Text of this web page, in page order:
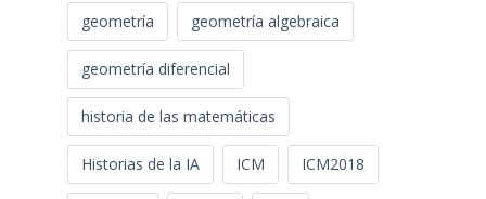
geometría geometría algebraica
geometría diferencial
historia de las matemáticas
Historias de la IA ICM ICM2018